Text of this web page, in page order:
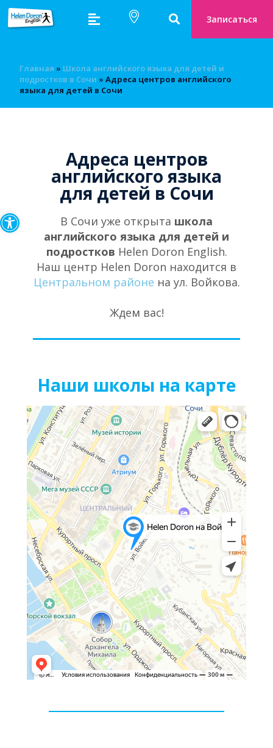
Открыть панель
Записаться
Главная » Школа английского языка для детей и
подростков в Сочи »Адреса центров английского
языка для детей в Сочи
Адреса центров
английского языка
для детей в Сочи
В Сочи уже открыта школа
английского языка для детей и
подростков Helen Doron English.
Наш центр Helen Doron находится в
Центральном районе на ул. Войкова.
Ждем вас!
Наши школы на карте